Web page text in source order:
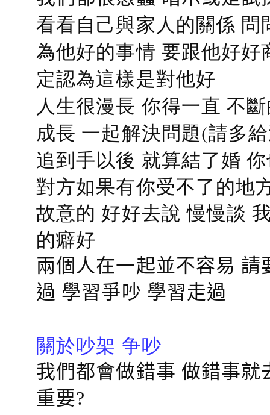
看看自己與家人的關係
為他好的事情 要跟他好
定認為這樣是對他好
人生很漫長 你得一直 不
成長 一起解決問題(請多
追到手以後 就算結了婚
對方如果有你受不了的地
故意的 好好去說 慢慢談
的癖好
兩個人在一起並不容易
過 學習爭吵 學習走過
關於吵架 争吵
我們都會做錯事 做錯事
重要?